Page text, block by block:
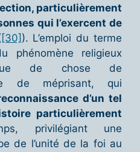
particulièrement
qui l’exercent de
[30] ). L’emploi du terme
phénomène religieux
de chose de
de méprisant, qui
d’un tel
particulièrement
privilégiant une
de l’unité de la foi au